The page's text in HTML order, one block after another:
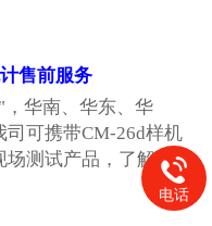
售前服务
华南、华东、华
可携带CM-26d样机
场测试产品，了解仪
电话